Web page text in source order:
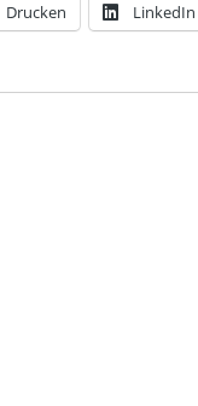
Drucken LinkedIn